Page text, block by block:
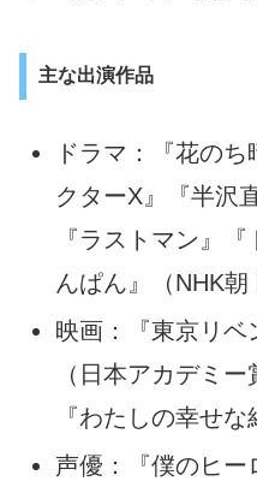
主な出演作品
ドラマ：『花の
クターX』『半沢
『ラストマン』
んぱん』（NHK朝
映画：『東京リベ
（日本アカデミ
『わたしの幸せな
声優：『僕のヒー